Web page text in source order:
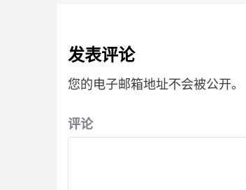
发表评论
您的电子邮箱地址不会被公开。
评论